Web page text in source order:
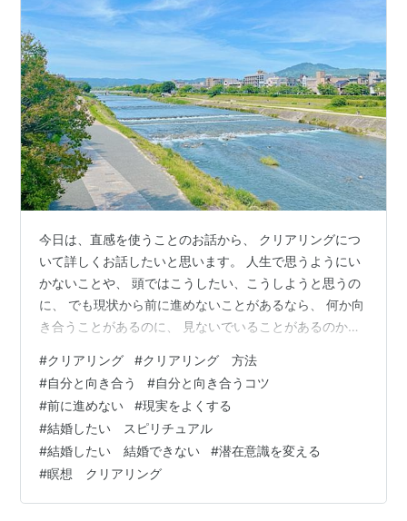
今日は、直感を使うことのお話から、 クリアリングにつ
いて詳しくお話したいと思います。 人生で思うようにい
かないことや、 頭ではこうしたい、こうしようと思うの
に、 でも現状から前に進めないことがあるなら、 何か向
き合うことがあるのに、 見ないでいることがあるのかも
準備ができる時、できていない時について、 どんな向き
合うテーマがあるのか？などについて お話します。 ぜひ
参考にしてみてくださいね(^^) ・ 直感を磨こう、使おう
と意識して練習していると、 自分が普段無意識で、 いか
に思考を使っているかに気づきます。 これはとても大事
なことで、 多…
#クリアリング #クリアリング 方法
#自分と向き合う #自分と向き合うコツ
#前に進めない #現実をよくする
#結婚したい スピリチュアル
#結婚したい 結婚できない #潜在意識を変える
#瞑想 クリアリング